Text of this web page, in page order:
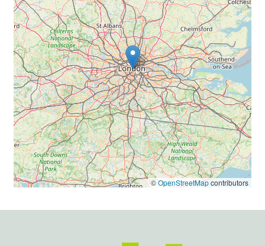
©OpenStreetMapcontributors